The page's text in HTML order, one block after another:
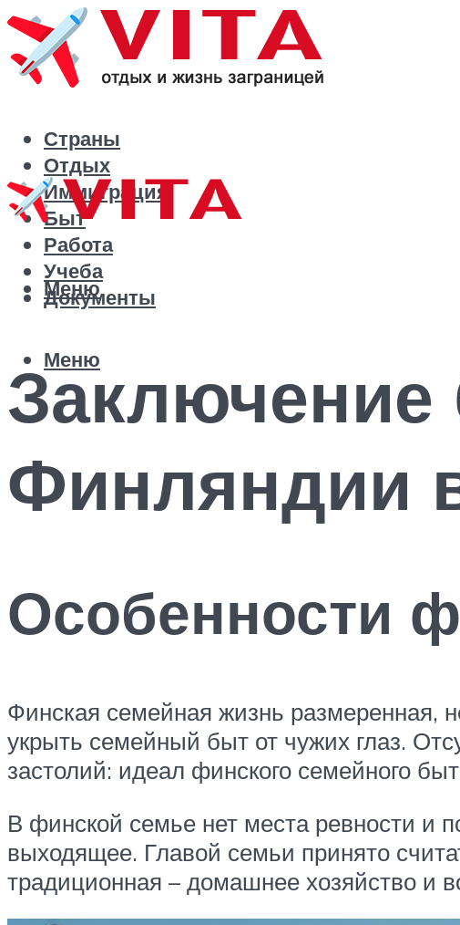
Страны
Отдых
Иммиграция
Быт
Работа
Учеба
Документы
Меню
Меню
Заключение
Финляндии
Особенности
Финская семейная жизнь размеренная,
укрыть семейный быт от чужих глаз.
застолий: идеал финского семейного
В финской семье нет места ревности и
выходящее. Главой семьи принято
традиционная – домашнее хозяйство и